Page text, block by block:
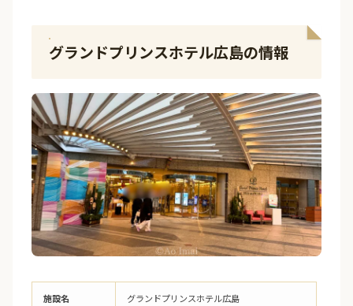
グランドプリンスホテル広島の情報
施設名 グランドプリンスホテル広島